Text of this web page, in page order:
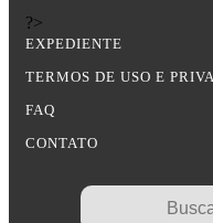
?>
EXPEDIENTE
TERMOS DE USO E
FAQ
CONTATO